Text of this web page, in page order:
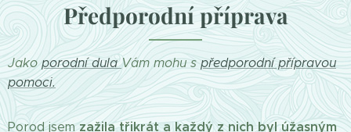
Předporodní příprava
Jako porodní dulaVám mohu s předporodní přípravou
pomoci.
Porod jsemzažila třikrát a každý z nich byl úžasným